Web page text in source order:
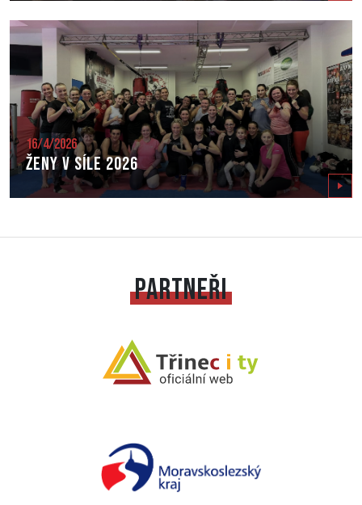
16/4/2026
Ženy v síle 2026
Zobrazit
PARTNEŘI